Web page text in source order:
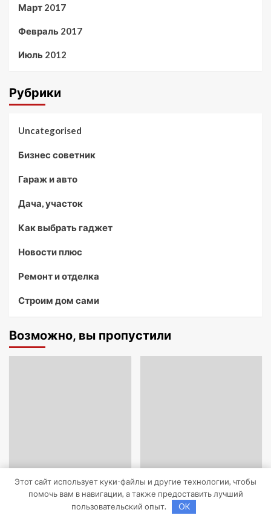
Март 2017
Февраль 2017
Июль 2012
Рубрики
Uncategorised
Бизнес советник
Гараж и авто
Дача, участок
Как выбрать гаджет
Новости плюс
Ремонт и отделка
Строим дом сами
Возможно, вы пропустили
Правила сдачи и
Ремонт кузова без
покраски: методы,
Этот сайт использует куки-файлы и другие технологии, чтобы
помочь вам в навигации, а также предоставить лучший
пользовательский опыт.
OK